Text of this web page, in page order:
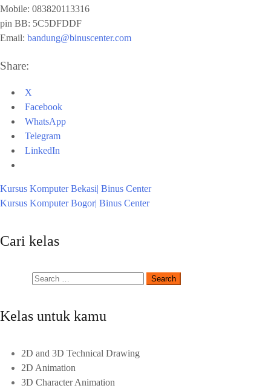
Mobile: 083820113316
pin BB: 5C5DFDDF
Email: bandung@binuscenter.com
Share:
X
Facebook
WhatsApp
Telegram
LinkedIn
Kursus Komputer Bekasi| Binus Center
Kursus Komputer Bogor| Binus Center
Cari kelas
Kelas untuk kamu
2D and 3D Technical Drawing
2D Animation
3D Character Animation